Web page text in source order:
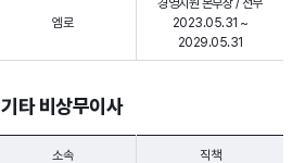
엠로
경영지원 본부장 / 전무
2023.05.31 ~
2029.05.31
기타 비상무이사
소속 직책